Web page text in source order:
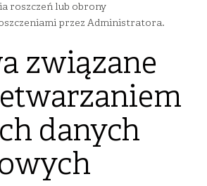
roszczeń lub obrony
przez Administratora.
związane
danych